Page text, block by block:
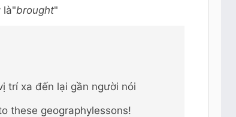
là"brought"
trí xa đến lại gần người nói
these geographylessons!